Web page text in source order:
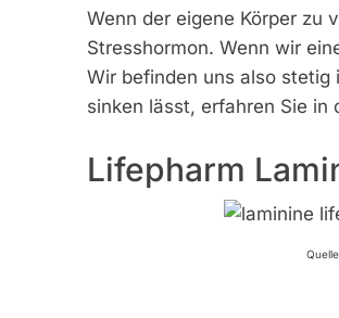
Wenn der eigene Körper zu
Stresshormon. Wenn wir
Wir befinden uns also stetig
sinken lässt, erfahren Sie in
Lifepharm